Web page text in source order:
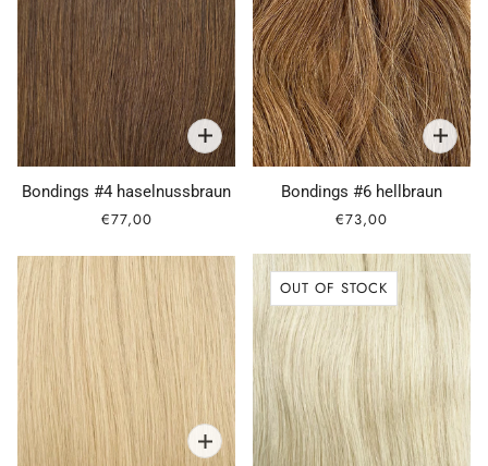
Bondings #4 haselnussbraun
€77,00
Bondings #6 hellbraun
€73,00
OUT OF STOCK